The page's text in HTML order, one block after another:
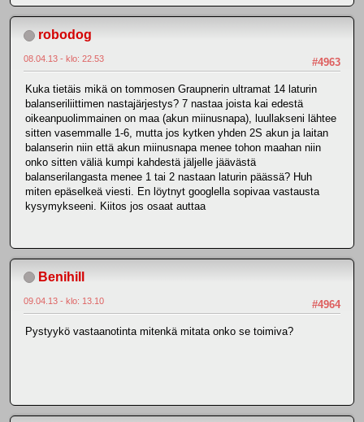
robodog
#4963
08.04.13 - klo: 22.53
Kuka tietäis mikä on tommosen Graupnerin ultramat 14 laturin
balanseriliittimen nastajärjestys? 7 nastaa joista kai edestä
oikeanpuolimmainen on maa (akun miinusnapa), luullakseni lähtee
sitten vasemmalle 1-6, mutta jos kytken yhden 2S akun ja laitan
balanserin niin että akun miinusnapa menee tohon maahan niin
onko sitten väliä kumpi kahdestä jäljelle jäävästä
balanserilangasta menee 1 tai 2 nastaan laturin päässä? Huh
miten epäselkeä viesti. En löytnyt googlella sopivaa vastausta
kysymykseeni. Kiitos jos osaat auttaa
Benihill
#4964
09.04.13 - klo: 13.10
Pystyykö vastaanotinta mitenkä mitata onko se toimiva?